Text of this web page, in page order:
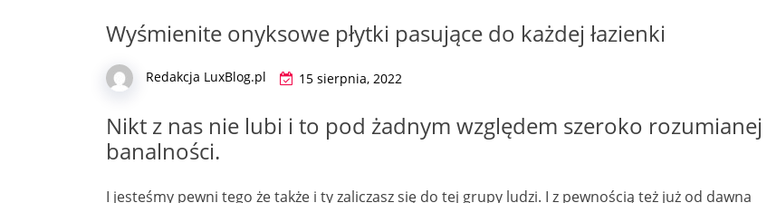
Wyśmienite onyksowe płytki pasujące do każdej łazienki
Redakcja LuxBlog.pl 15 sierpnia, 2022
Nikt z nas nie lubi i to pod żadnym względem szeroko rozumianej
banalności.
I jesteśmy pewni tego że także i ty zaliczasz się do tej grupy ludzi. I z pewnością też już od dawna